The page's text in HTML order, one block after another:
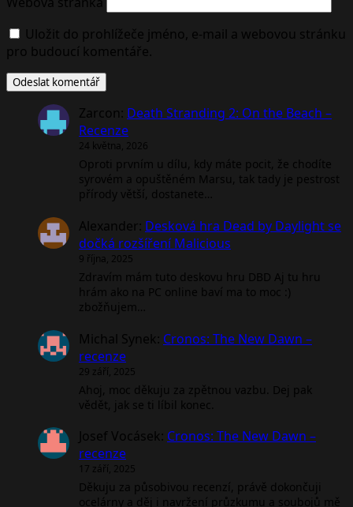
Uložit do prohlížeče jméno, e-mail a webovou stránku
pro budoucí komentáře.
Zarcon: Death Stranding 2: On the Beach –
Recenze
24 května, 2026
Oproti prvním u dílu, kdy máte pocit, že chodíte
syrovém a opuštěném Marsu, tak tady je pestrost
přírody větší, dostanete…
Alexander: Desková hra Dead by Daylight se
dočká rozšíření Malicious
9 října, 2025
Zdravím mám tuto deskovu hru DBD Aj tu hru
hrám ako na PC online baví ma to moc :)
zbožňujem…
Michal Synek: Cronos: The New Dawn –
recenze
29 září, 2025
Ahoj, moc děkuju za zpětnou vazbu. Dej pak
vědět, jak se ti líbil konec.
Josef Vocásek: Cronos: The New Dawn –
recenze
17 září, 2025
Děkuju za působivou recenzí, právě dokončuji
ocelárny a děj i navržení průzkumu a soubojů mě